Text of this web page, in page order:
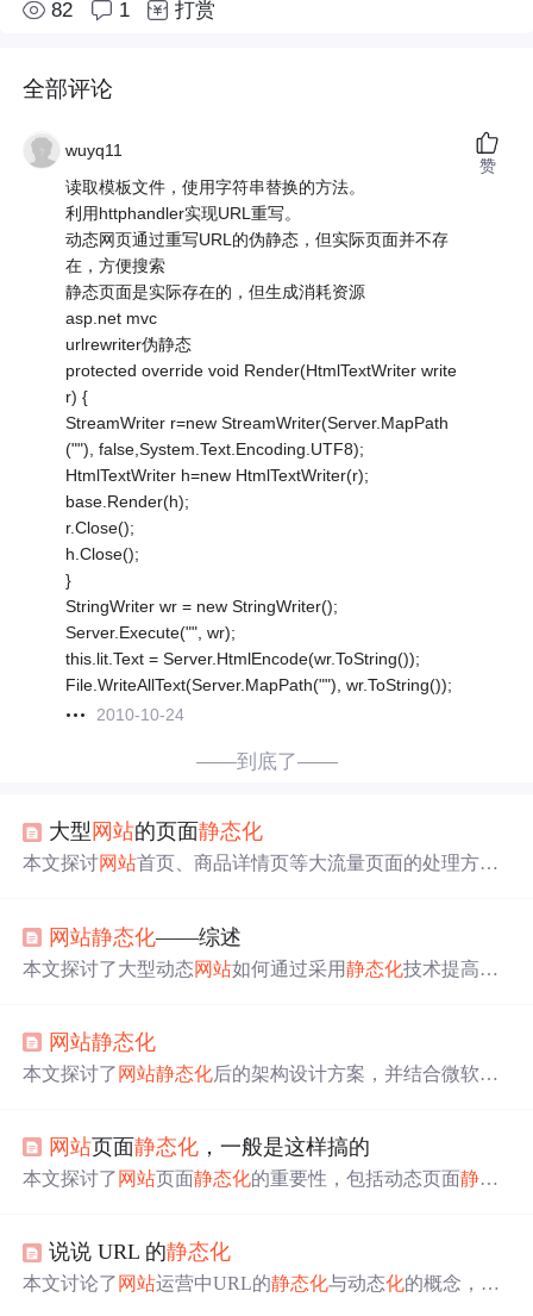
82 1 打赏
全部评论
wuyq11
读取模板文件，使用字符串替换的方法。
利用httphandler实现URL重写。
动态网页通过重写URL的伪静态，但实际页面并不存
在，方便搜索
静态页面是实际存在的，但生成消耗资源
asp.net mvc
urlrewriter伪静态
protected override void Render(HtmlTextWriter write
r) {
StreamWriter r=new StreamWriter(Server.MapPath
(""), false,System.Text.Encoding.UTF8);
HtmlTextWriter h=new HtmlTextWriter(r);
base.Render(h);
r.Close();
h.Close();
}
StringWriter wr = new StringWriter();
Server.Execute("", wr);
this.lit.Text = Server.HtmlEncode(wr.ToString());
File.WriteAllText(Server.MapPath(""), wr.ToString());
2010-10-24
赞
——到底了——
大型 网站的页面静态化
本文探讨网站首页、商品详情页等大流量页面的处理方
案三较完整，能承受亿级流量但系统复杂；对实时性和布
局调整要求不高时，可考虑方案二。
网站静态化——综述
本文探讨了大型动态网站如何通过采用静态化技术提高并
及JavaScript MVC架构在现代Web开发中的应用。
网站静态化
本文探讨了 网站静态化后的架构设计方案，并结合微软技
了如何在考虑读写比、页面内容适合性、生成方式、动态
加载信息等方面，实现网站的高效静态化，同时应对挑战
网站页面静态化 ，一般是这样搞的
本文探讨了 网站页面静态化的重要性，包括动态页面静态
安全性。介绍了PHP静态化
存和URL重写实现伪静态，以及file_put_contents、ob缓存
说说 URL 的静态化
本文讨论了 网站运营中URL的静态化与动态化的概念，强